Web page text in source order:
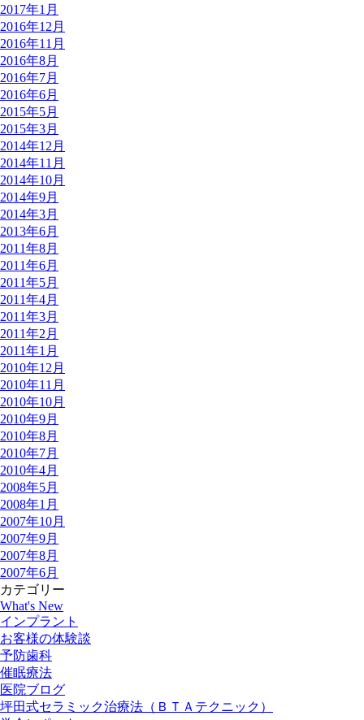
2017年1月
2016年12月
2016年11月
2016年8月
2016年7月
2016年6月
2015年5月
2015年3月
2014年12月
2014年11月
2014年10月
2014年9月
2014年3月
2013年6月
2011年8月
2011年6月
2011年5月
2011年4月
2011年3月
2011年2月
2011年1月
2010年12月
2010年11月
2010年10月
2010年9月
2010年8月
2010年7月
2010年4月
2008年5月
2008年1月
2007年10月
2007年9月
2007年8月
2007年6月
カテゴリー
What's New
インプラント
お客様の体験談
予防歯科
催眠療法
医院ブログ
坪田式セラミック治療法（ＢＴＡテクニック）